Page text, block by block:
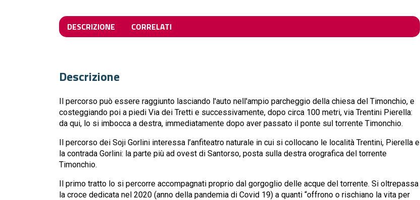
DESCRIZIONE CORRELATI
Descrizione
Il percorso può essere raggiunto lasciando l'auto nell'ampio parcheggio della chiesa del Timonchio, e
costeggiando poi a piedi Via dei Tretti e successivamente, dopo circa 100 metri, via Trentini Pierella:
da qui, lo si imbocca a destra, immediatamente dopo aver passato il ponte sul torrente Timonchio.
Il percorso dei Soji Gorlini interessa l’anfiteatro naturale in cui si collocano le località Trentini, Pierella e
la contrada Gorlini: la parte più ad ovest di Santorso, posta sulla destra orografica del torrente
Timonchio.
Il primo tratto lo si percorre accompagnati proprio dal gorgoglio delle acque del torrente. Si oltrepassa
la croce dedicata nel 2020 (anno della pandemia di Covid 19) a quanti “offrono o rischiano la vita per